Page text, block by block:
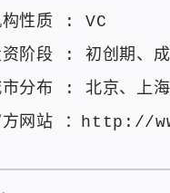
构性质 : VC
资阶段 : 初创期、
市分布 : 北京、 上海
网站 ： http://